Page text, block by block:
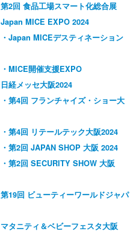
第2回 食品工場スマート化総合展
Japan MICE EXPO 2024
・Japan MICEデスティネーション
・MICE開催支援EXPO
日経メッセ大阪2024
・第4回 フランチャイズ・ショー大
・第4回 リテールテック大阪2024
・第2回 JAPAN SHOP 大阪 2024
・第2回 SECURITY SHOW 大阪
第19回 ビューティーワールドジャパ
マタニティ＆ベビーフェスタ大阪